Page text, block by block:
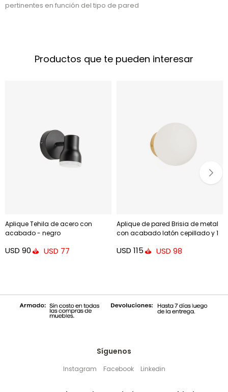
pertinentes en función del tipo de pared
Productos que te pueden interesar
Aplique Tehila de acero con
acabado - negro
USD 90 USD 77
Aplique de pared Brisia de metal
con acabado latón cepillado y 1
USD 115 USD 98
Síguenos
Instagram Facebook Linkedin